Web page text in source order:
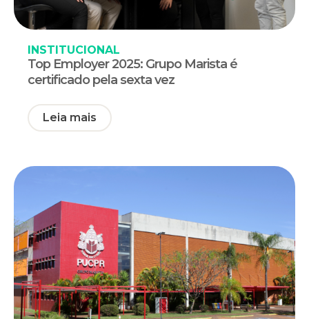
INSTITUCIONAL
Top Employer 2025: Grupo Marista é
certificado pela sexta vez
Leia mais